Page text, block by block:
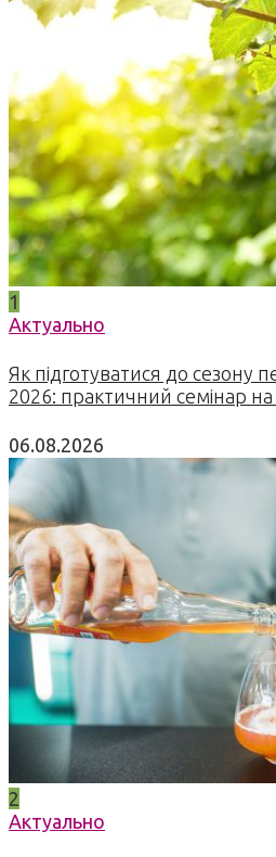
1
Актуально
Як підготуватися до сезону
2026: практичний семінар на
06.08.2026
2
Актуально